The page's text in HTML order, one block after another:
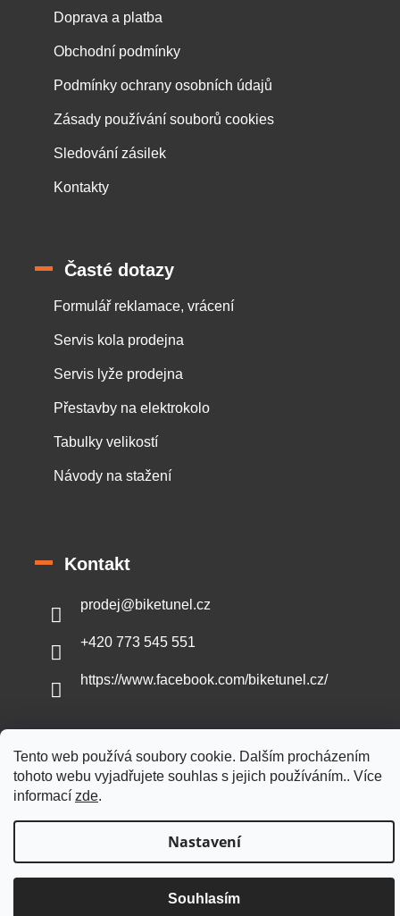
Tento web používá soubory cookie. Dalším procházením
tohoto webu vyjadřujete souhlas s jejich používáním.. Více
informací zde.
Nastavení
Souhlasím
Doprava a platba
Obchodní podmínky
Podmínky ochrany osobních údajů
Zásady používání souborů cookies
Sledování zásilek
Kontakty
Časté dotazy
Formulář reklamace, vrácení
Servis kola prodejna
Servis lyže prodejna
Přestavby na elektrokolo
Tabulky velikostí
Návody na stažení
Kontakt
prodej@biketunel.cz
+420 773 545 551
https://www.facebook.com/biketunel.cz/
Vytvořil Shoptet